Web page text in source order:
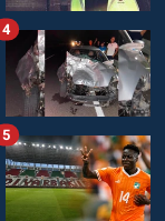
4
5